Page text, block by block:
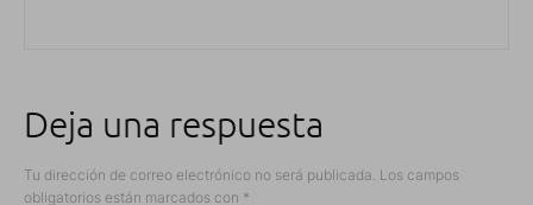
Deja una respuesta
Tu dirección de correo electrónico no será publicada. Los campos
obligatorios están marcados con *